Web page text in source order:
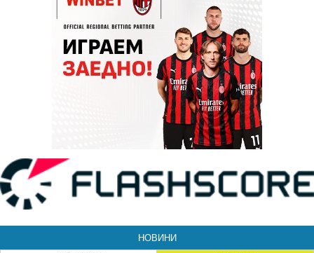
НОВИНИ